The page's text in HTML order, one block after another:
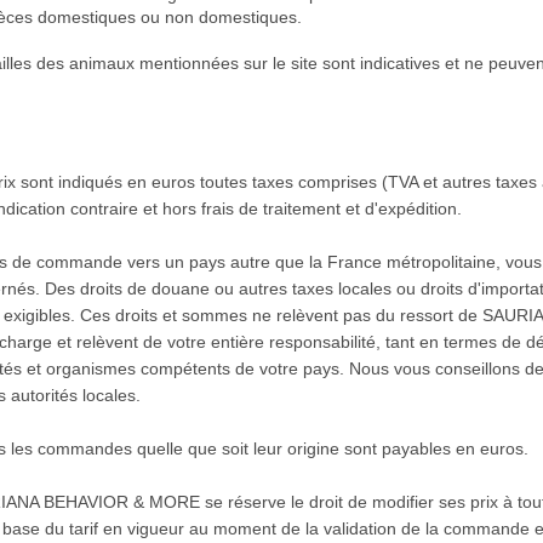
domestiques ou non domestiques.
des animaux mentionnées sur le site sont indicatives et ne
sont indiqués en euros toutes taxes comprises (TVA et autres
contraire et hors frais de traitement et d'expédition.
de commande vers un pays autre que la France métropolitaine,
Des droits de douane ou autres taxes locales ou droits
Ces droits et sommes ne relèvent pas du ressort de
et relèvent de votre entière responsabilité, tant en termes de
et organismes compétents de votre pays. Nous vous conseillons
autorités locales.
les commandes quelle que soit leur origine sont payables en euros.
BEHAVIOR & MORE se réserve le droit de modifier ses prix à
du tarif en vigueur au moment de la validation de la commande